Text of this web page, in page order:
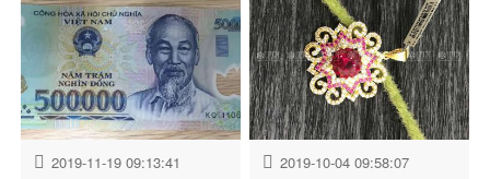
2019-11-19 09:13:41 2019-10-04 09:58:07